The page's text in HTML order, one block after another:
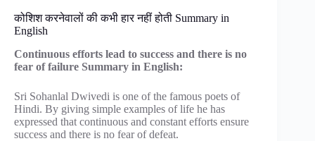
कोशिश करनेवालों की कभी हार नहीं होती Summary in
English
Continuous efforts lead to success and there is no
fear of failure Summary in English:
Sri Sohanlal Dwivedi is one of the famous poets of
Hindi. By giving simple examples of life he has
expressed that continuous and constant efforts ensure
success and there is no fear of defeat.